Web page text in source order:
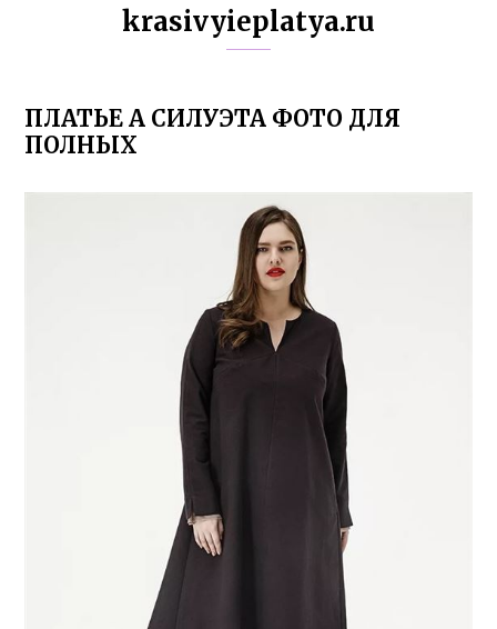
krasivyieplatya.ru
ПЛАТЬЕ А СИЛУЭТА ФОТО ДЛЯ
ПОЛНЫХ